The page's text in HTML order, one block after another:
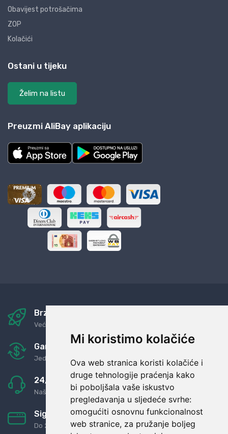
Mi koristimo kolačiće
Ova web stranica koristi kolačiće i
druge tehnologije praćenja kako
bi poboljšala vaše iskustvo
pregledavanja u sljedeće svrhe:
omogućiti osnovnu funkcionalnost
web stranice, za pružanje boljeg
Obavijest potrošačima
ZOP
Kolačići
Ostani u tijeku
Želim na listu
Preuzmi AliBay aplikaciju
Brza i sigurna dostava
Već za nekoliko dana kod vas
Garancija u povrat novaca
Jednostavno pravilo: Roba za novac
24/7 odlična podrška
Naši agenti uvijek na raspolaganju
Sigurno obročno plaćanje
Do 24 rata bez kamata